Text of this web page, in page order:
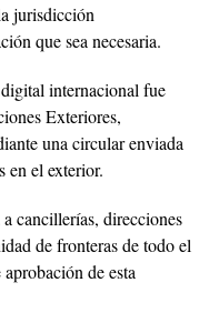
jurisdicción
que sea necesaria.
internacional fue
Exteriores,
una circular enviada
en el exterior.
cancillerías, direcciones
de fronteras de todo el
de esta